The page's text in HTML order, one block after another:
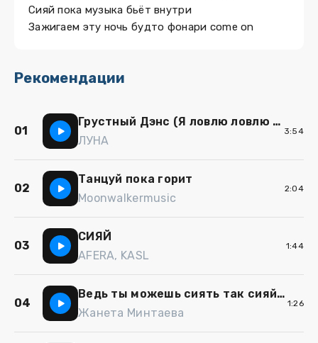
Сияй пока музыка бьёт внутри
Зажигаем эту ночь будто фонари come on
Рекомендации
01
Грустный Дэнс (Я ловлю ловлю сигналы)
ЛУНА
3:54
02
Танцуй пока горит
Moonwalkermusic
2:04
03
СИЯЙ
AFERA, KASL
1:44
04
Ведь ты можешь сиять так сияй кавер
Жанета Минтаева
1:26